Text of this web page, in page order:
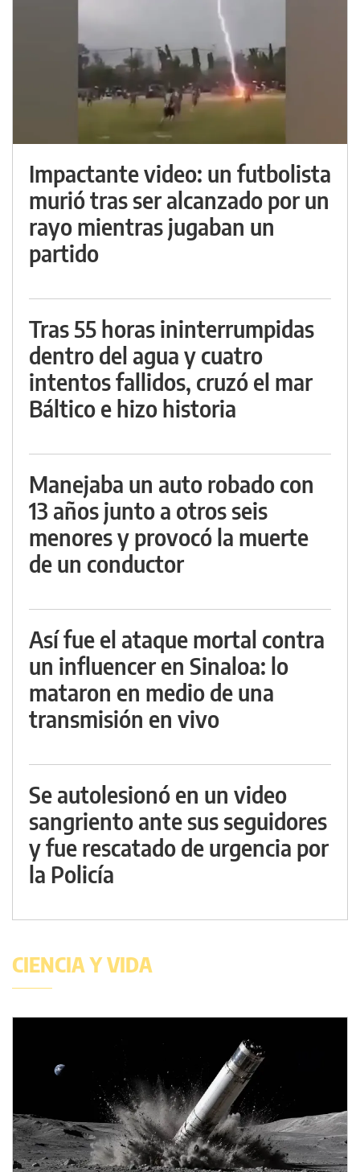
Impactante video: un futbolista
murió tras ser alcanzado por un
rayo mientras jugaban un
partido
Tras 55 horas ininterrumpidas
dentro del agua y cuatro
intentos fallidos, cruzó el mar
Báltico e hizo historia
Manejaba un auto robado con
13 años junto a otros seis
menores y provocó la muerte
de un conductor
Así fue el ataque mortal contra
un influencer en Sinaloa: lo
mataron en medio de una
transmisión en vivo
Se autolesionó en un video
sangriento ante sus seguidores
y fue rescatado de urgencia por
la Policía
CIENCIA Y VIDA